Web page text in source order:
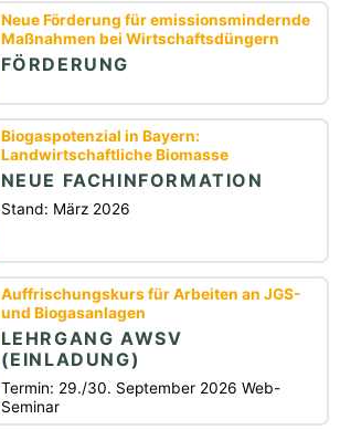
Neue Förderung für emissionsmindernde
Maßnahmen bei Wirtschaftsdüngern
FÖRDERUNG
Biogaspotenzial in Bayern:
Landwirtschaftliche Biomasse
NEUE FACHINFORMATION
Stand: März 2026
Auffrischungskurs für Arbeiten an JGS-
und Biogasanlagen
LEHRGANG AWSV
(EINLADUNG)
Termin: 29./30. September 2026 Web-
Seminar